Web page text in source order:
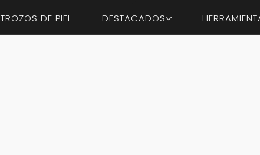
TROZOS DE PIEL DESTACADOS